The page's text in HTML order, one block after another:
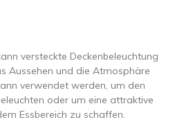
versteckte Deckenbeleuchtung
Aussehen und die Atmosphäre
verwendet werden, um den
oder um eine attraktive
Essbereich zu schaffen.